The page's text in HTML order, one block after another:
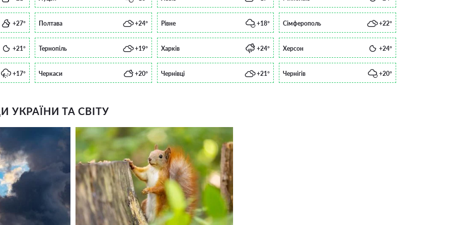
+27° Полтава +24° Рівне +18° Сімферополь +22°
+21° Тернопіль +19° Харків +24° Херсон +24°
+17° Черкаси +20° Чернівці +21° Чернігів +20°
ТА СВІТУ